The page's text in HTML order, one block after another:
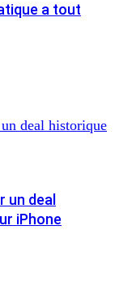
a tout
un deal
iPhone